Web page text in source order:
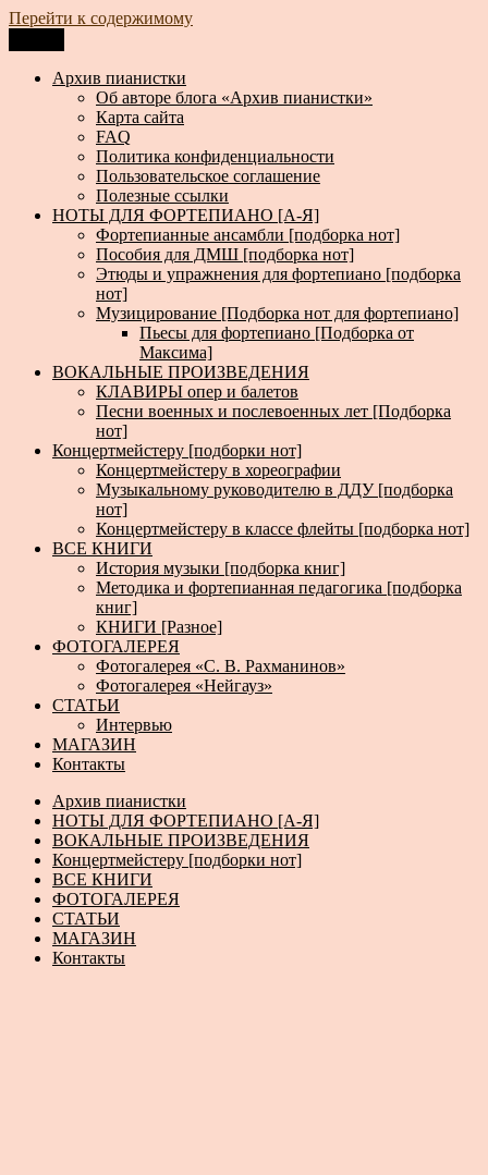
Перейти к содержимому
Архив пианистки
Всё для пианистов: ноты, книги, музыка, статьи…
Архив пианистки
Об авторе блога «Архив пианистки»
Карта сайта
FAQ
Политика конфиденциальности
Пользовательское соглашение
Полезные ссылки
НОТЫ ДЛЯ ФОРТЕПИАНО [А-Я]
Фортепианные ансамбли [подборка нот]
Пособия для ДМШ [подборка нот]
Этюды и упражнения для фортепиано [подборка
нот]
Музицирование [Подборка нот для фортепиано]
Пьесы для фортепиано [Подборка от
Максима]
ВОКАЛЬНЫЕ ПРОИЗВЕДЕНИЯ
КЛАВИРЫ опер и балетов
Песни военных и послевоенных лет [Подборка
нот]
Концертмейстеру [подборки нот]
Концертмейстеру в хореографии
Музыкальному руководителю в ДДУ [подборка
нот]
Концертмейстеру в классе флейты [подборка нот]
ВСЕ КНИГИ
История музыки [подборка книг]
Методика и фортепианная педагогика [подборка
книг]
КНИГИ [Разное]
ФОТОГАЛЕРЕЯ
Фотогалерея «С. В. Рахманинов»
Фотогалерея «Нейгауз»
СТАТЬИ
Интервью
МАГАЗИН
Контакты
Архив пианистки
НОТЫ ДЛЯ ФОРТЕПИАНО [А-Я]
ВОКАЛЬНЫЕ ПРОИЗВЕДЕНИЯ
Концертмейстеру [подборки нот]
ВСЕ КНИГИ
ФОТОГАЛЕРЕЯ
СТАТЬИ
МАГАЗИН
Контакты